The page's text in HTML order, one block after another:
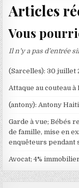
Articles
Vous
Il n’y a pas d’entrée
(Sarcelles): 30 juillet
Attaque au couteau à
(antony): Antony
Garde à vue; Bébés
de famille, mise en
enquêteurs pendant
Avocat; 4%